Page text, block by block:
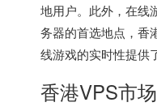
地用户。此外，在线
务器的首选地点，香
线游戏的实时性提供
香港VPS市